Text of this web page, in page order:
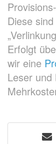
Diese
Erfolgt
wir eine
Leser und